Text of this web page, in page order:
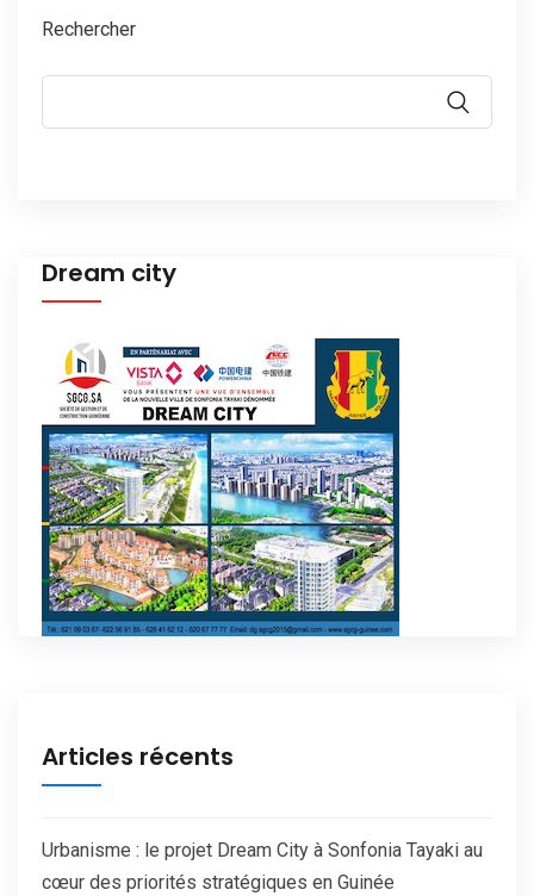
Rechercher
Dream city
Articles récents
Urbanisme : le projet Dream City à Sonfonia Tayaki au
cœur des priorités stratégiques en Guinée